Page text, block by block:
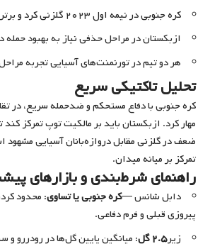
کره جنوبی در نیمه اول ۲۰۲۳ گلزنی کرد و برتری گرفت.
ازبکستان در مراحل حذفی نیاز به بهبود حمله
هر دو تیم در تورنمنت‌های آسیایی تجربه
تحلیل تاکتیکی سریع
مهار کرد. ازبکستان باید بر مالکیت توپ تمرکز کند
ضعف در گلزنی مقابل دروازه‌بانان آسیایی مشهود
تمرکز بر میانه میدان.
راهنمای شرط‌بندی و بازار‌های
دابل شانس —کره جنوبی یا تساوی: محدود
پیروزی قبلی و فرم دفاعی.
زیر۲.۵ گل
: میانگین پایین گل‌ها در رودررو